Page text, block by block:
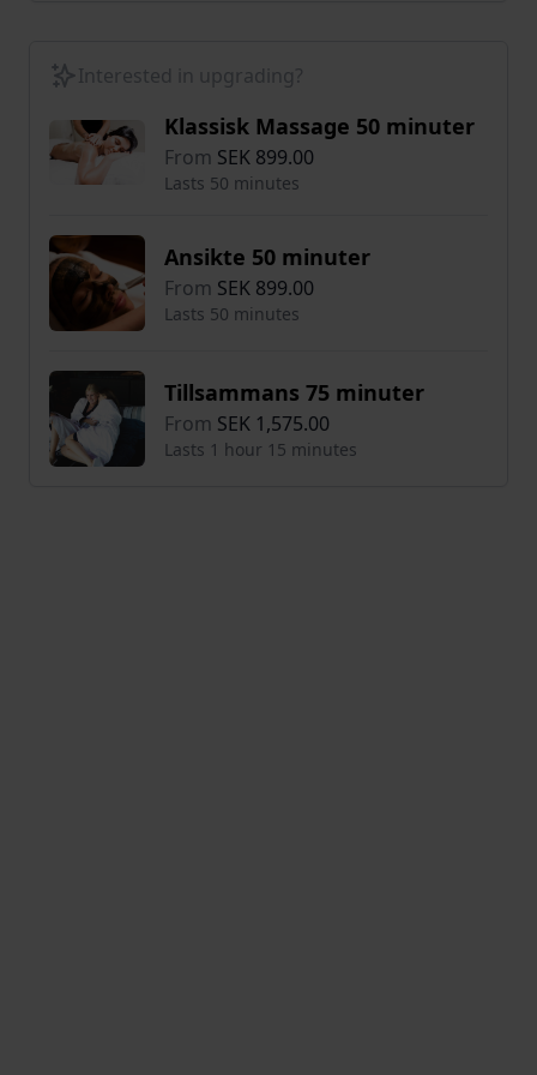
Interested in upgrading?
Klassisk Massage 50 minuter
From SEK 899.00
Lasts 50 minutes
Ansikte 50 minuter
From SEK 899.00
Lasts 50 minutes
Tillsammans 75 minuter
From SEK 1,575.00
Lasts 1 hour 15 minutes